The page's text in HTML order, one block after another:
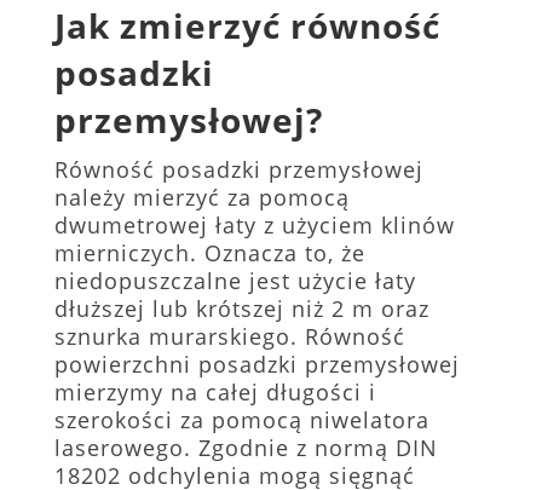
Jak zmierzyć równość
posadzki
przemysłowej?
Równość posadzki przemysłowej
należy mierzyć za pomocą
dwumetrowej łaty z użyciem klinów
mierniczych. Oznacza to, że
niedopuszczalne jest użycie łaty
dłuższej lub krótszej niż 2 m oraz
sznurka murarskiego. Równość
powierzchni posadzki przemysłowej
mierzymy na całej długości i
szerokości za pomocą niwelatora
laserowego. Zgodnie z normą DIN
18202 odchylenia mogą sięgnąć